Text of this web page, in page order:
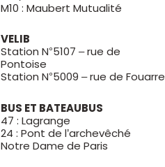
M10 : Maubert Mutualité
VELIB
Station N°5107 – rue de
Pontoise
Station N°5009 – rue de Fouarre
BUS ET BATEAUBUS
47 : Lagrange
24 : Pont de l’archevêché
Notre Dame de Paris